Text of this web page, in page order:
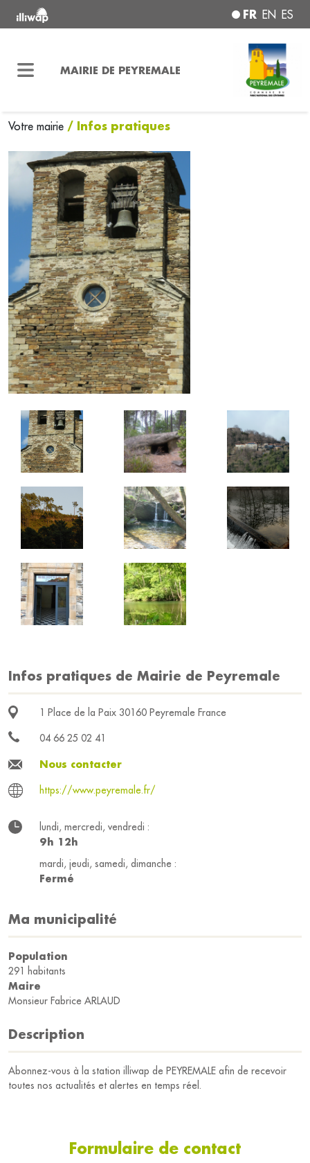
FR EN ES
MAIRIE DE PEYREMALE
Votre mairie / Infos pratiques
Infos pratiques de Mairie de Peyremale
1 Place de la Paix 30160 Peyremale France
04 66 25 02 41
Nous contacter
https://www.peyremale.fr/
lundi, mercredi, vendredi :
9h 12h
mardi, jeudi, samedi, dimanche :
Fermé
Ma municipalité
Population
291 habitants
Maire
Monsieur Fabrice ARLAUD
Description
Abonnez-vous à la station illiwap de PEYREMALE afin de recevoir
toutes nos actualités et alertes en temps réel.
Formulaire de contact